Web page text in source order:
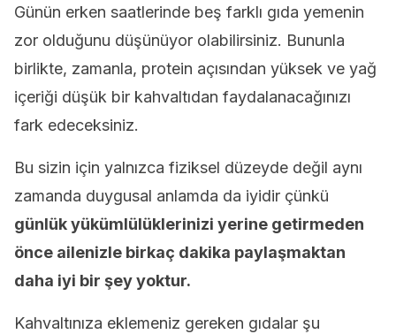
Günün erken saatlerinde beş farklı gıda yemenin
zor olduğunu düşünüyor olabilirsiniz. Bununla
birlikte, zamanla, protein açısından yüksek ve yağ
içeriği düşük bir kahvaltıdan faydalanacağınızı
fark edeceksiniz.
Bu sizin için yalnızca fiziksel düzeyde değil aynı
zamanda duygusal anlamda da iyidir çünkü
günlük yükümlülüklerinizi yerine getirmeden
önce ailenizle birkaç dakika paylaşmaktan
daha iyi bir şey yoktur.
Kahvaltınıza eklemeniz gereken gıdalar şu